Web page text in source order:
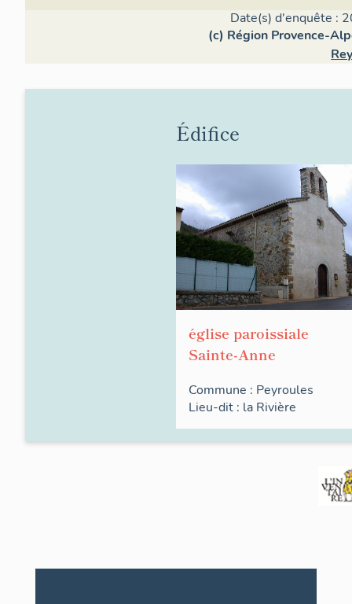
Date(s) d'enquête :
(c) Région Provence-
Édifice
église paroissiale
Sainte-Anne
Commune : Peyroules
Lieu-dit : la Rivière